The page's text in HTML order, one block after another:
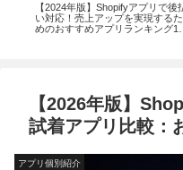
【2024年版】Shopifyアプリで後
い対応！売上アップを実現するた
めのおすすめアプリランキング14
【2026年版】
試着アプリ比較：
アプリ個別紹介